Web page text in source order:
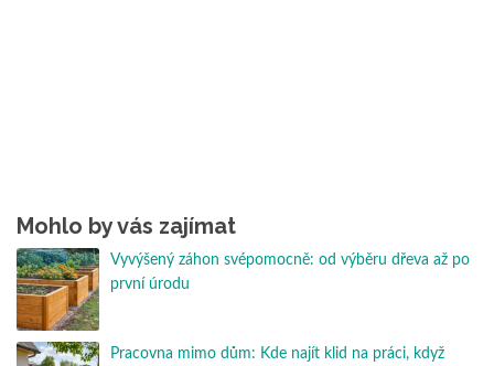
Mohlo by vás zajímat
Vyvýšený záhon svépomocně: od výběru dřeva až po
první úrodu
Pracovna mimo dům: Kde najít klid na práci, když